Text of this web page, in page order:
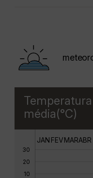
Temperatura
média(°C)
30
20
10
JAN FEVMARABR